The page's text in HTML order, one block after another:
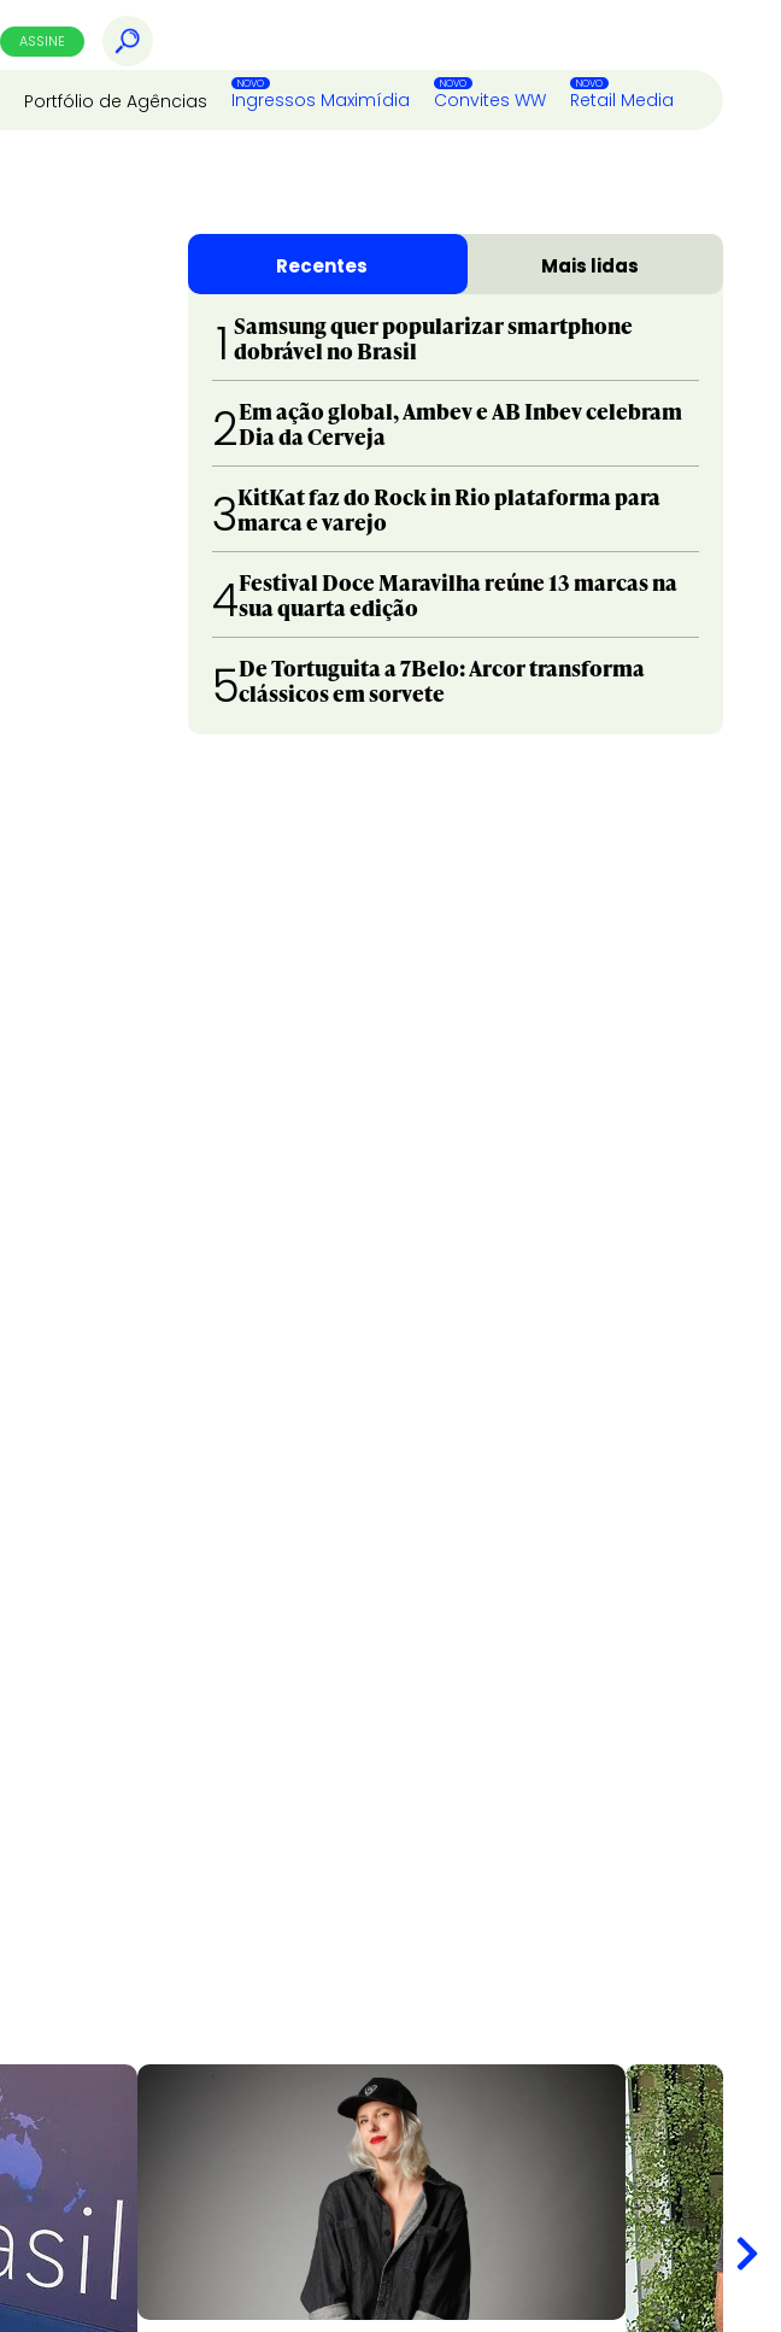
ASSINE
Portfólio de Agências Ingressos Maximídia Convites WW Retail Media
Recentes Mais lidas
1 Samsung quer popularizar smartphone
dobrável no Brasil
2Em ação global, Ambev e AB Inbev celebram
Dia da Cerveja
3KitKat faz do Rock in Rio plataforma para
marca e varejo
4Festival Doce Maravilha reúne 13 marcas na
sua quarta edição
5De Tortuguita a 7Belo: Arcor transforma
clássicos em sorvete